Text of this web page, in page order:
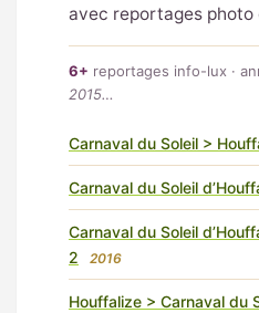
avec reportages photo
6+ reportages info-lux ·
2015…
Carnaval du Soleil >
Carnaval du Soleil
Carnaval du Soleil
2
2016
Houffalize > Carnaval du